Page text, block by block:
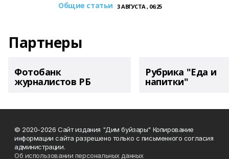
Общие статьи 3 АВГУСТА , 06:25
Партнеры
Фотобанк
журналистов РБ
Рубрика "Еда и
напитки"
© 2020-2026 Сайт издания "Дим буйзары" Копирование
информации сайта разрешено только с письменного согласия
администрации.
Об использовании персональных данных